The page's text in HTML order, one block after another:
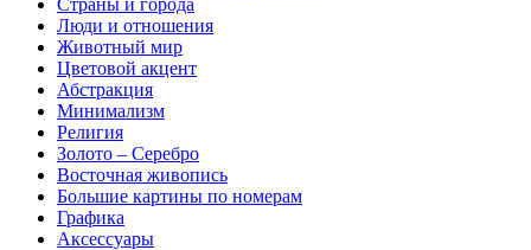
Страны и города
Люди и отношения
Животный мир
Цветовой акцент
Абстракция
Минимализм
Религия
Золото – Серебро
Восточная живопись
Большие картины по номерам
Графика
Аксессуары